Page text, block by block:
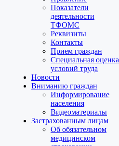
Показатели
деятельности
ТФОМС
Реквизиты
Контакты
Прием граждан
Специальная оценка
условий труда
Новости
Вниманию граждан
Информирование
населения
Видеоматериалы
Застрахованным лицам
Об обязательном
медицинском